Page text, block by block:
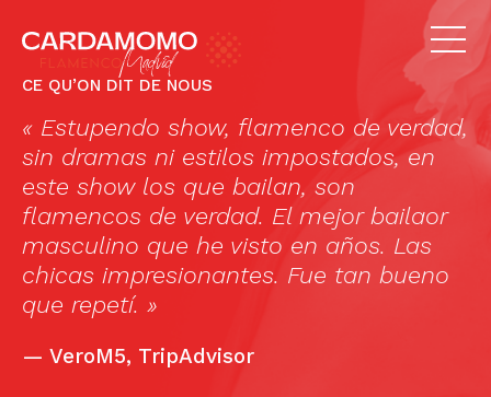
CE QU’ON DIT DE NOUS
« Estupendo show, flamenco de verdad,
sin dramas ni estilos impostados, en
este show los que bailan, son
flamencos de verdad. El mejor bailaor
masculino que he visto en años. Las
chicas impresionantes. Fue tan bueno
que repetí. »
— VeroM5, TripAdvisor